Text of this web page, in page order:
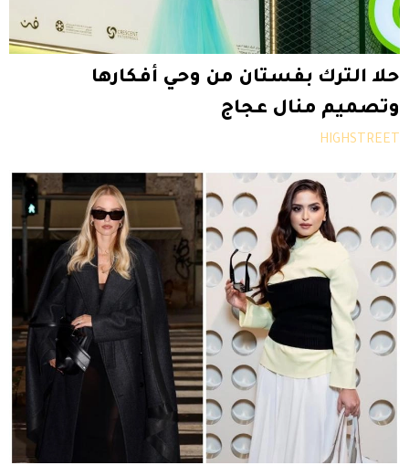
حلا الترك بفستان من وحي أفكارها
وتصميم منال عجاج
HIGHSTREET